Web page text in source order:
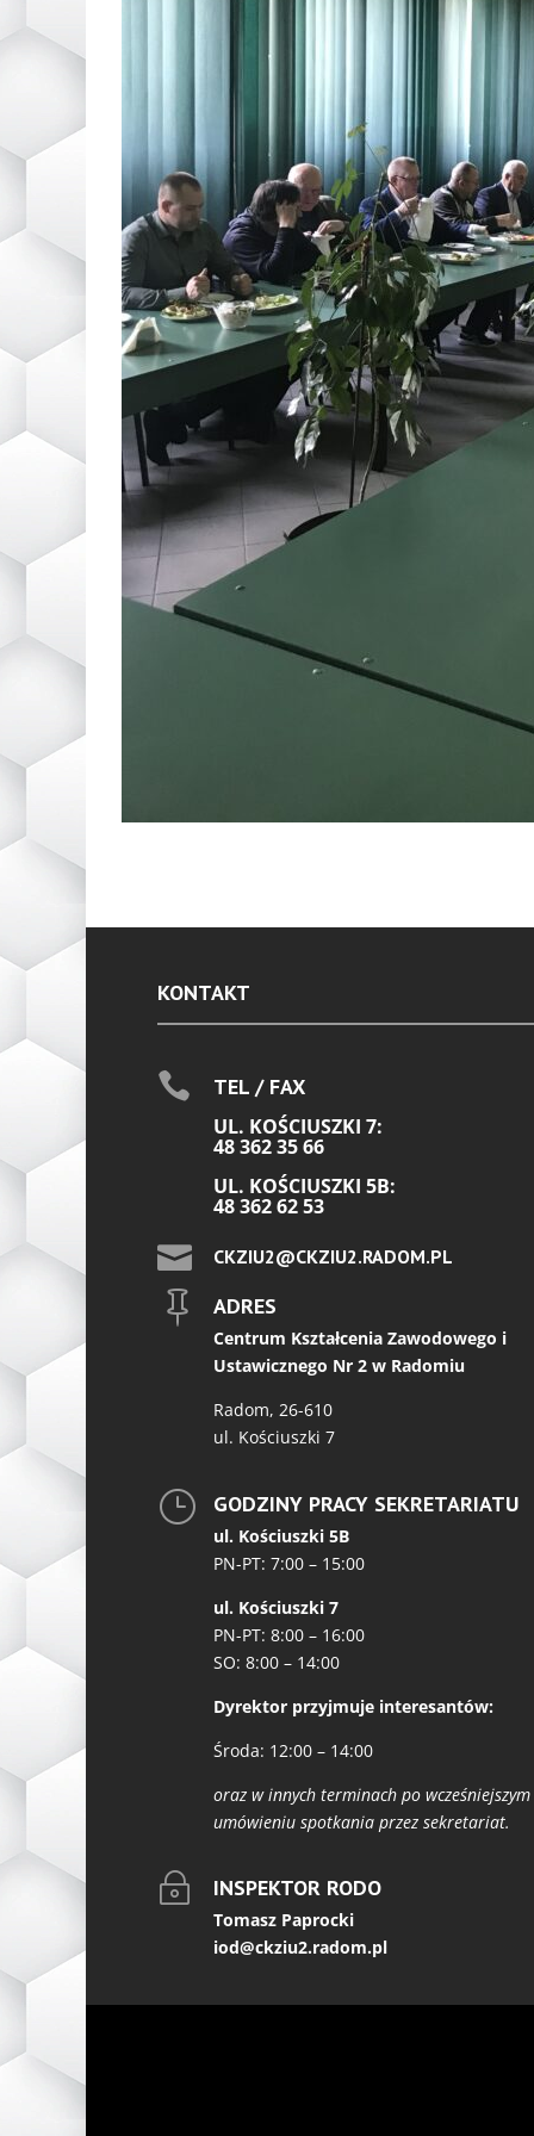
KONTAKT
 TEL / FAX
UL. KOŚCIUSZKI 7:
48 362 35 66
UL. KOŚCIUSZKI 5B:
48 362 62 53
 CKZIU2@CKZIU2.RADOM.PL
 ADRES
Centrum Kształcenia Zawodowego i
Ustawicznego Nr 2 w Radomiu
Radom, 26-610
ul. Kościuszki 7
} GODZINY PRACY SEKRETARIATU
ul. Kościuszki 5B
PN-PT: 7:00 – 15:00
ul. Kościuszki 7
PN-PT: 8:00 – 16:00
SO: 8:00 – 14:00
Dyrektor przyjmuje interesantów:
Środa: 12:00 – 14:00
oraz w innych terminach po wcześniejszym
umówieniu spotkania przez sekretariat.
~ INSPEKTOR RODO
Tomasz Paprocki
iod@ckziu2.radom.pl